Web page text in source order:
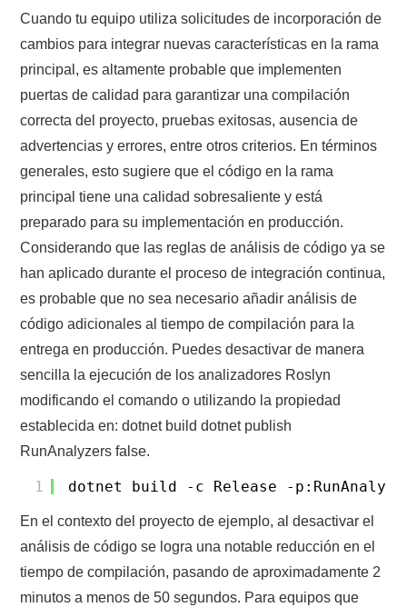
Cuando tu equipo utiliza solicitudes de incorporación de
cambios para integrar nuevas características en la rama
principal, es altamente probable que implementen
puertas de calidad para garantizar una compilación
correcta del proyecto, pruebas exitosas, ausencia de
advertencias y errores, entre otros criterios. En términos
generales, esto sugiere que el código en la rama
principal tiene una calidad sobresaliente y está
preparado para su implementación en producción.
Considerando que las reglas de análisis de código ya se
han aplicado durante el proceso de integración continua,
es probable que no sea necesario añadir análisis de
código adicionales al tiempo de compilación para la
entrega en producción. Puedes desactivar de manera
sencilla la ejecución de los analizadores Roslyn
modificando el comando o utilizando la propiedad
establecida en: dotnet build dotnet publish
RunAnalyzers false.
1 dotnet build -c Release -
En el contexto del proyecto de ejemplo, al desactivar el
análisis de código se logra una notable reducción en el
tiempo de compilación, pasando de aproximadamente 2
minutos a menos de 50 segundos. Para equipos que